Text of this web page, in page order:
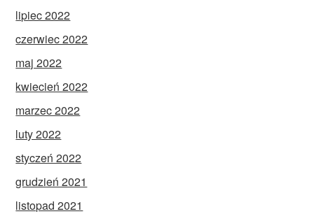
lipiec 2022
czerwiec 2022
maj 2022
kwiecień 2022
marzec 2022
luty 2022
styczeń 2022
grudzień 2021
listopad 2021